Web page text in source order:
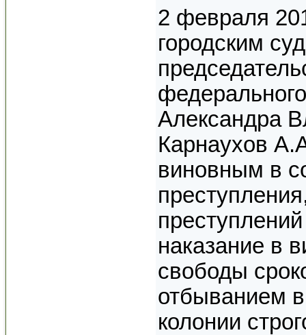
2 февраля
городским
Александра
Карнаухов
виновным в
наказание в
свободы
отбыванием
колонии